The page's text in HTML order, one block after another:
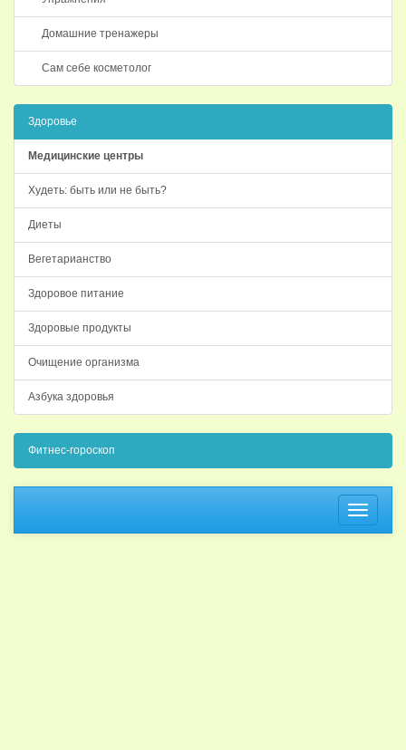
Домашние тренажеры
Сам себе косметолог
Здоровье
Медицинские центры
Худеть: быть или не быть?
Диеты
Вегетарианство
Здоровое питание
Здоровые продукты
Очищение организма
Азбука здоровья
Фитнес-гороскоп